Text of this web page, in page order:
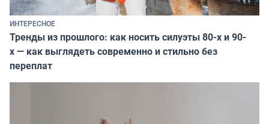
ИНТЕРЕСНОЕ
Тренды из прошлого: как носить силуэты 80-х и 90-
х — как выглядеть современно и стильно без
переплат